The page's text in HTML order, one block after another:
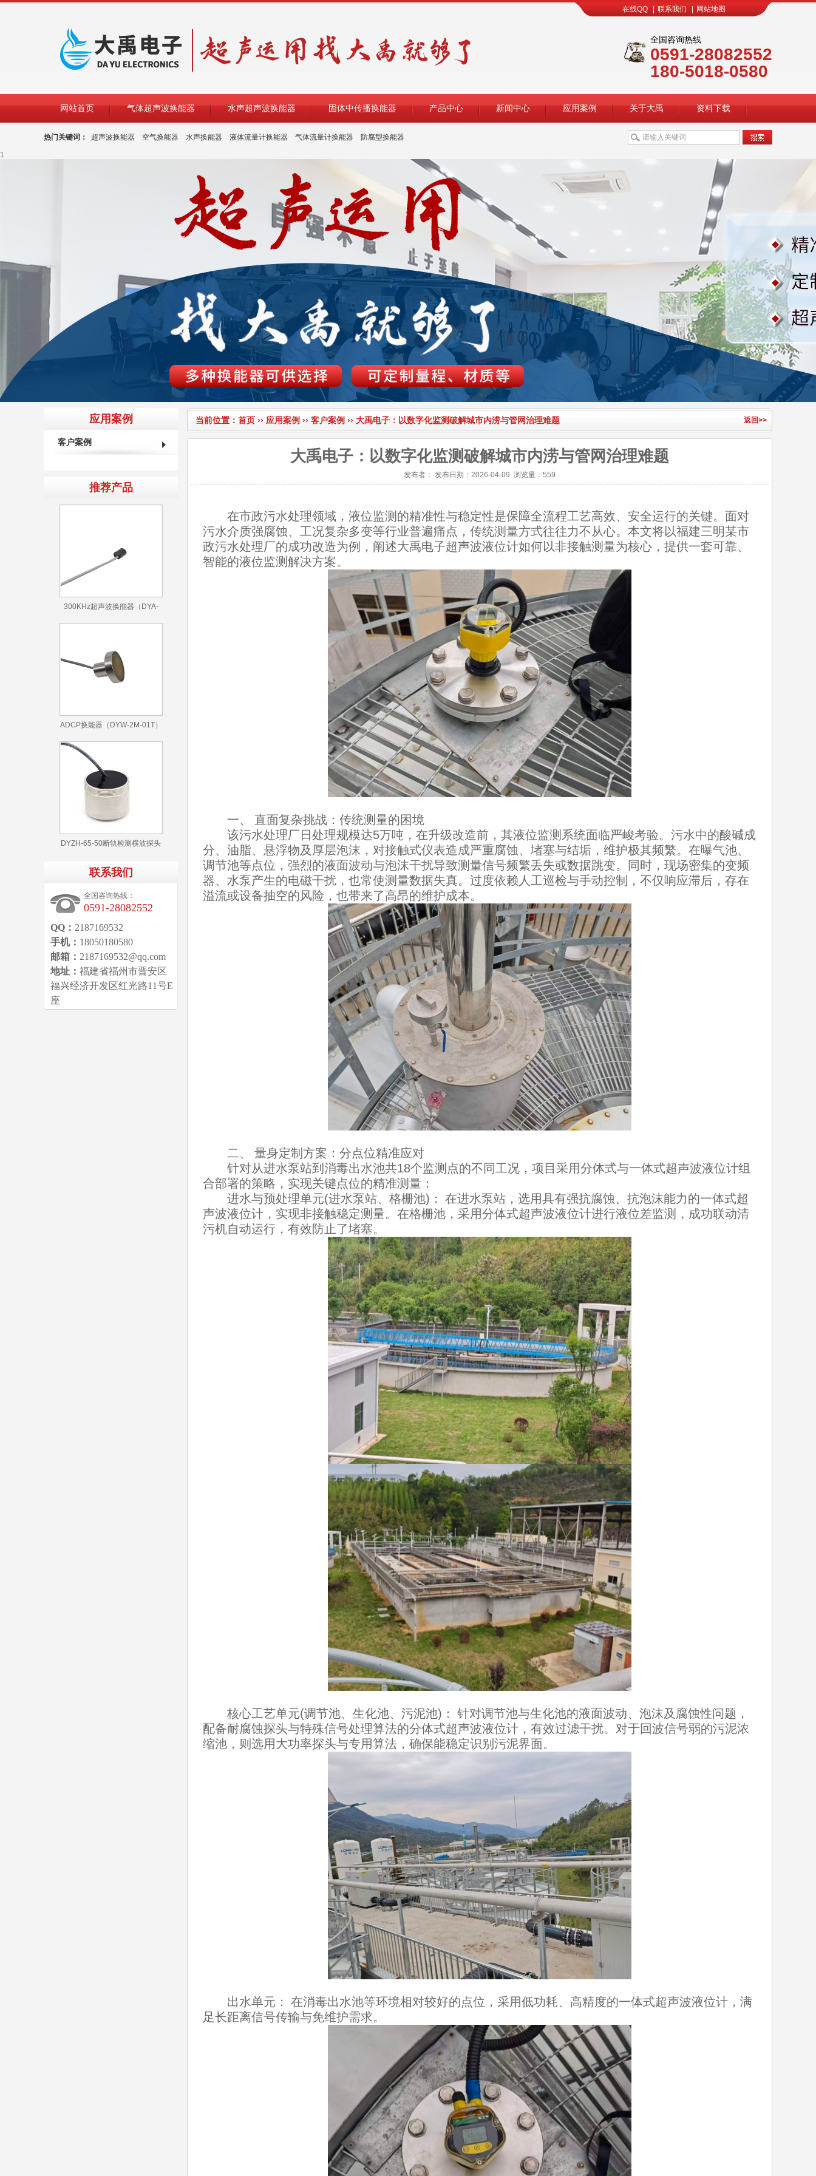
在线QQ 联系我们 网站地图
全国咨询热线
0591-28082552
180-5018-0580
网站首页 气体超声波换能器 水声超声波换能器 固体中传播换能器 产品中心 新闻中心 应用案例 关于大禹 资料下载
热门关键词： 超声波换能器 空气换能器 水声换能器 液体流量计换能器 气体流量计换能器 防腐型换能器
1
返回>>
当前位置： 首页 ›› 应用案例 ›› 客户案例 ›› 大禹电子：以数字化监测破解城市内涝与管网治理难题
大禹电子：以数字化监测破解城市内涝与管网治理难题
发布者： 发布日期：2026-04-09 浏览量：559
在市政污水处理领域，液位监测的精准性与稳定性是保障全流程工艺高效、安全运行的关键。面对
污水介质强腐蚀、工况复杂多变等行业普遍痛点，传统测量方式往往力不从心。本文将以福建三明某市
政污水处理厂的成功改造为例，阐述大禹电子超声波液位计如何以非接触测量为核心，提供一套可靠、
智能的液位监测解决方案。
一、 直面复杂挑战：传统测量的困境
该污水处理厂日处理规模达5万吨，在升级改造前，其液位监测系统面临严峻考验。污水中的酸碱成
分、油脂、悬浮物及厚层泡沫，对接触式仪表造成严重腐蚀、堵塞与结垢，维护极其频繁。在曝气池、
调节池等点位，强烈的液面波动与泡沫干扰导致测量信号频繁丢失或数据跳变。同时，现场密集的变频
器、水泵产生的电磁干扰，也常使测量数据失真。过度依赖人工巡检与手动控制，不仅响应滞后，存在
溢流或设备抽空的风险，也带来了高昂的维护成本。
二、 量身定制方案：分点位精准应对
针对从进水泵站到消毒出水池共18个监测点的不同工况，项目采用分体式与一体式超声波液位计组
合部署的策略，实现关键点位的精准测量：
进水与预处理单元(进水泵站、格栅池)： 在进水泵站，选用具有强抗腐蚀、抗泡沫能力的一体式超
声波液位计，实现非接触稳定测量。在格栅池，采用分体式超声波液位计进行液位差监测，成功联动清
污机自动运行，有效防止了堵塞。
核心工艺单元(调节池、生化池、污泥池)： 针对调节池与生化池的液面波动、泡沫及腐蚀性问题，
配备耐腐蚀探头与特殊信号处理算法的分体式超声波液位计，有效过滤干扰。对于回波信号弱的污泥浓
缩池，则选用大功率探头与专用算法，确保能稳定识别污泥界面。
出水单元： 在消毒出水池等环境相对较好的点位，采用低功耗、高精度的一体式超声波液位计，满
足长距离信号传输与免维护需求。
应用案例
客户案例
推荐产品
300KHz超声波换能器（DYA-
ADCP换能器（DYW-2M-01T）
DYZH-65-50断轨检测横波探头
联系我们
全国咨询热线：
0591-28082552
QQ： 2187169532
手机： 18050180580
邮箱： 2187169532@qq.com
地址： 福建省福州市晋安区
福兴经济开发区红光路11号E
座